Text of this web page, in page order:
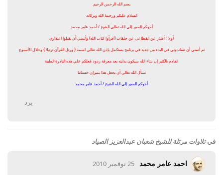
بسم الله الرحمن الرحيم
السلام عليكم ورحمة الله وبركاته
أخوكم الفقير إلي الله تعالي الشيخ / أحمد عامر محمد
أولا : أعتذر عن انقطاعي عن حلقات (اقرأوا كتاب الله) وأتمني أن تقبلوا اعتذاري
ثم أتمني أن تساندوني في البدء من جديد في برنامج يستكمل بإذن الله تعالي اسمه { ورتل القرآن ترتيلا } وخلال الأسبوع
القادم بالكثير إن شاء الله سيكون بدايته بعد معرفة ردود فعلكم علي هذه البادرة الطيبة
نسأل الله تعالي أن يجعل هذا بميزان حسناتنا
أخوكم الفقير إلي الله الشيخ / أحمد عامر محمد
يرد
فيتلاوات مرتلة للشيخ شعبان عبدالعزيز الصياد
احمد عامر محمد 25 نوفمبر 2010